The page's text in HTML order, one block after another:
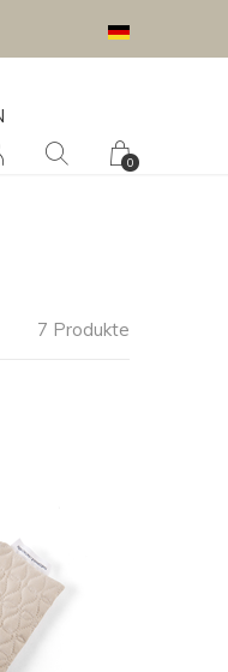
0
7 Produkte